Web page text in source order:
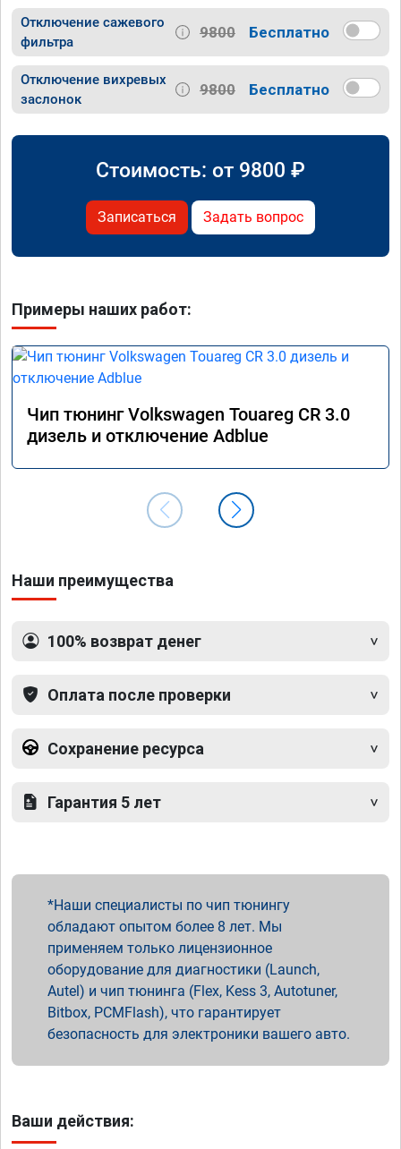
Отключение сажевого
фильтра
9800 Бесплатно
Отключение вихревых
заслонок
9800 Бесплатно
Стоимость: от 9800 ₽
Записаться Задать вопрос
Примеры наших работ:
Чип тюнинг Volkswagen Touareg CR 3.0
дизель и отключение Adblue
Наши преимущества
100% возврат денег
Оплата после проверки
Сохранение ресурса
Гарантия 5 лет
Наши специалисты по чип тюнингу
обладают опытом более 8 лет. Мы
применяем только лицензионное
оборудование для диагностики (Launch,
Autel) и чип тюнинга (Flex, Kess 3, Autotuner,
Bitbox, PCMFlash), что гарантирует
безопасность для электроники вашего авто.
Ваши действия: